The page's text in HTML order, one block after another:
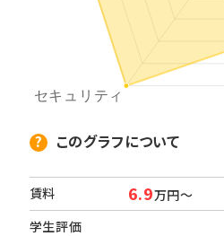
このグラフについて
賃料 6.9万円～
学生評価